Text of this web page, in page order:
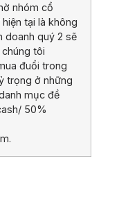
nhóm cổ
tại là không
doanh quý 2 sẽ
tôi
đuổi trong
trọng ở những
mục đề
50%